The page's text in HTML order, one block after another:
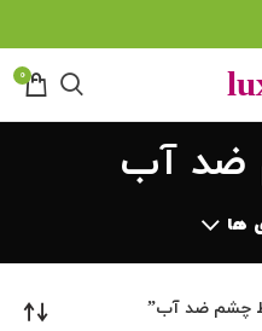
0
آب
ها
چشم ضد آب”